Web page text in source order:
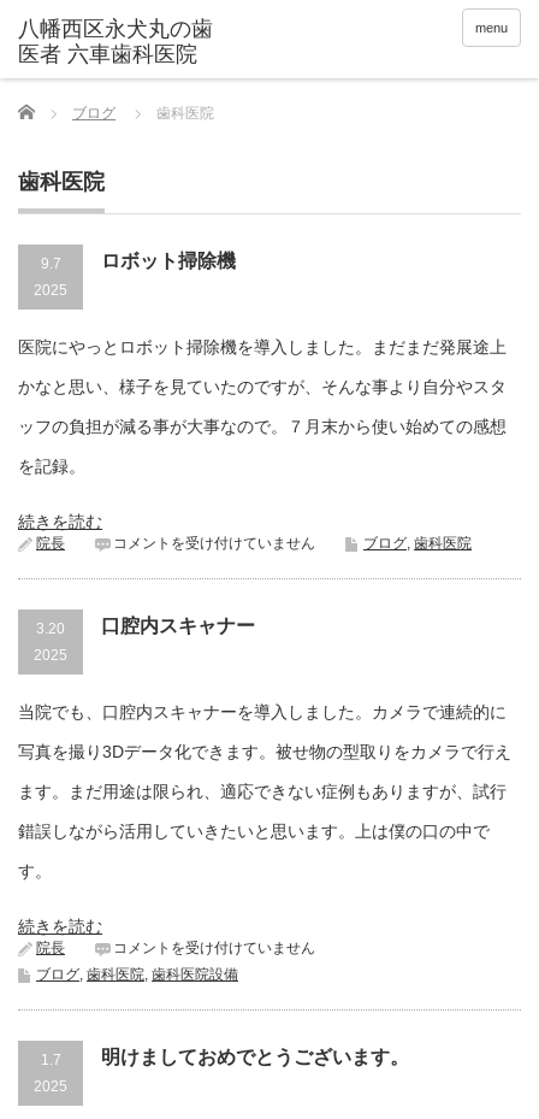
menu
Home ブログ 歯科医院
歯科医院
9.7
2025
ロボット掃除機
医院にやっとロボット掃除機を導入しました。まだまだ発展途上
かなと思い、様子を見ていたのですが、そんな事より自分やスタ
ッフの負担が減る事が大事なので。７月末から使い始めての感想
を記録。
続きを読む
院長
ロ
ッ
掃
コメントを受け付けていません ブログ, 歯科医院
3.20
2025
口腔内スキャナー
当院でも、口腔内スキャナーを導入しました。カメラで連続的に
写真を撮り3Dデータ化できます。被せ物の型取りをカメラで行え
ます。まだ用途は限られ、適応できない症例もありますが、試行
錯誤しながら活用していきたいと思います。上は僕の口の中で
す。
続きを読む
院長
口
腔
ス
ャ
ナ
コメントを受け付けていません
ブログ, 歯科医院, 歯科医院設備
1.7
2025
明けましておめでとうございます。